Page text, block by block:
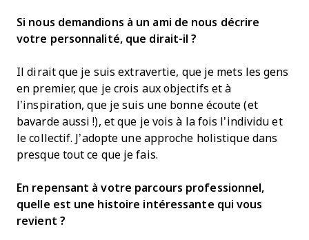
Si nous demandions à un ami de nous décrire
votre personnalité, que dirait-il ?
Il dirait que je suis extravertie, que je mets les gens
en premier, que je crois aux objectifs et à
l’inspiration, que je suis une bonne écoute (et
bavarde aussi !), et que je vois à la fois l’individu et
le collectif. J’adopte une approche holistique dans
presque tout ce que je fais.
En repensant à votre parcours professionnel,
quelle est une histoire intéressante qui vous
revient ?